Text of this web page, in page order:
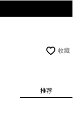
收藏
推荐